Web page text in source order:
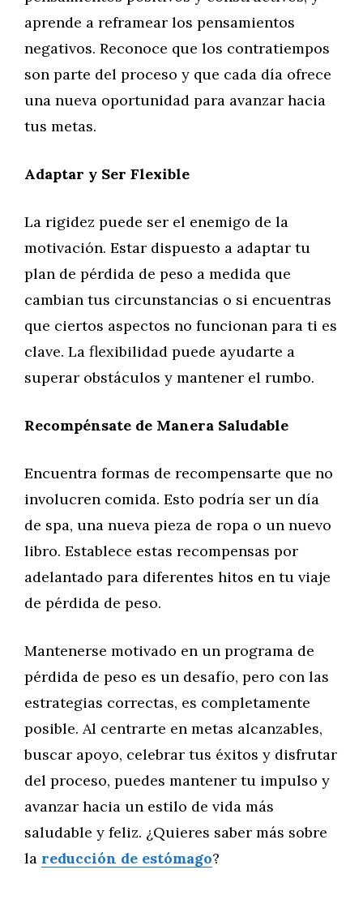
aprende a reframear los pensamientos
negativos. Reconoce que los contratiempos
son parte del proceso y que cada día ofrece
una nueva oportunidad para avanzar hacia
tus metas.
Adaptar y Ser Flexible
La rigidez puede ser el enemigo de la
motivación. Estar dispuesto a adaptar tu
plan de pérdida de peso a medida que
cambian tus circunstancias o si encuentras
que ciertos aspectos no funcionan para ti es
clave. La flexibilidad puede ayudarte a
superar obstáculos y mantener el rumbo.
Recompénsate de Manera Saludable
Encuentra formas de recompensarte que no
involucren comida. Esto podría ser un día
de spa, una nueva pieza de ropa o un nuevo
libro. Establece estas recompensas por
adelantado para diferentes hitos en tu viaje
de pérdida de peso.
Mantenerse motivado en un programa de
pérdida de peso es un desafío, pero con las
estrategias correctas, es completamente
posible. Al centrarte en metas alcanzables,
buscar apoyo, celebrar tus éxitos y disfrutar
del proceso, puedes mantener tu impulso y
avanzar hacia un estilo de vida más
saludable y feliz. ¿Quieres saber más sobre
la reducción de estómago?